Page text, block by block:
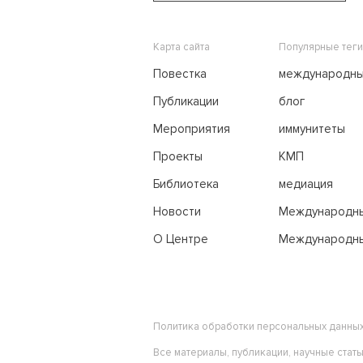
Карта сайта
Повестка
Публикации
Мероприятия
Проекты
Библиотека
Новости
О Центре
Популярные теги
блог
иммунитеты
КМП
медиация
праву
Политика обработки персональных
Все материалы, публикации, научные